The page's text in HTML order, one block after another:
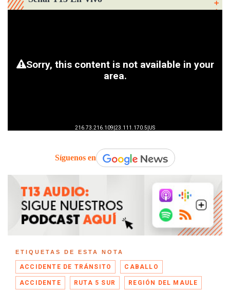
Síguenos en
ETIQUETAS DE ESTA NOTA
ACCIDENTE DE TRÁNSITO CABALLO
ACCIDENTE RUTA 5 SUR REGIÓN DEL MAULE